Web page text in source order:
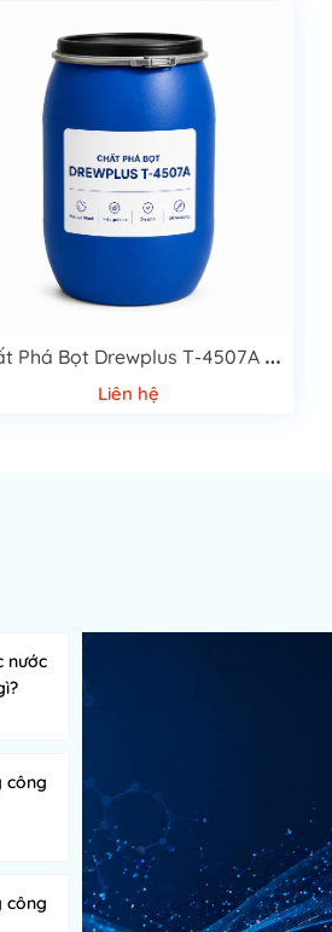
C
hất Phá Bọt Drewplus T-4507A Cao Cấp
Liên hệ
nước
công
công